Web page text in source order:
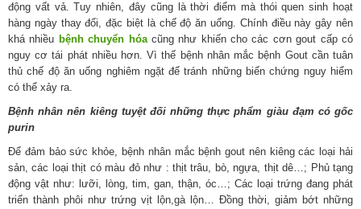
động vất vả. Tuy nhiên, đây cũng là thời điểm mà thói quen sinh hoạt
hàng ngày thay đổi, đặc biệt là chế độ ăn uống. Chính điều này gây nên
khá nhiều bệnh chuyển hóacũng như khiến cho các cơn gout cấp có
nguy cơ tái phát nhiều hơn. Vì thế bệnh nhân mắc bệnh Gout cần tuân
thủ chế độ ăn uống nghiêm ngặt để tránh những biến chứng nguy hiểm
có thể xảy ra.
Bệnh nhân nên kiêng tuyệt đối những thực phẩm giàu đạm có gốc
purin
Để đảm bảo sức khỏe, bệnh nhân mắc bệnh gout nên kiêng các loại hải
sản, các loại thịt có màu đỏ như : thịt trâu, bò, ngựa, thịt dê…; Phủ tạng
động vật như: lưỡi, lòng, tim, gan, thận, óc…; Các loại trứng đang phát
triển thành phôi như trứng vịt lộn,gà lộn… Đồng thời, giảm bớt những